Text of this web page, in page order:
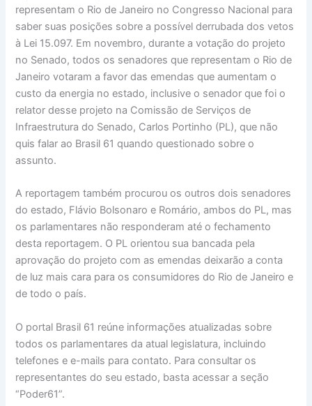
representam o Rio de Janeiro no Congresso Nacional para
saber suas posições sobre a possível derrubada dos vetos
à Lei 15.097. Em novembro, durante a votação do projeto
no Senado, todos os senadores que representam o Rio de
Janeiro votaram a favor das emendas que aumentam o
custo da energia no estado, inclusive o senador que foi o
relator desse projeto na Comissão de Serviços de
Infraestrutura do Senado, Carlos Portinho (PL), que não
quis falar ao Brasil 61 quando questionado sobre o
assunto.
A reportagem também procurou os outros dois senadores
do estado, Flávio Bolsonaro e Romário, ambos do PL, mas
os parlamentares não responderam até o fechamento
desta reportagem. O PL orientou sua bancada pela
aprovação do projeto com as emendas deixarão a conta
de luz mais cara para os consumidores do Rio de Janeiro e
de todo o país.
O portal Brasil 61 reúne informações atualizadas sobre
todos os parlamentares da atual legislatura, incluindo
telefones e e-mails para contato. Para consultar os
representantes do seu estado, basta acessar a seção
“Poder61”.